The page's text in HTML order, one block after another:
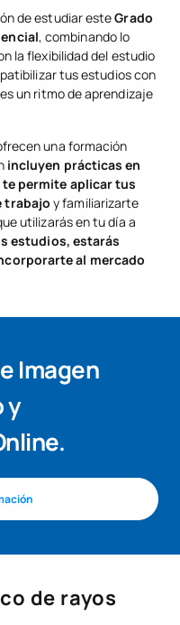
de estudiar esteGrado
, combinando lo
la flexibilidad del estudio
tus estudios con
un ritmo de aprendizaje
una formación
incluyen prácticas en
permite aplicar tus
trabajo y familiarizarte
utilizarás en tu día a
estudios, estarás
al mercado
Imagen
y
.
de rayos